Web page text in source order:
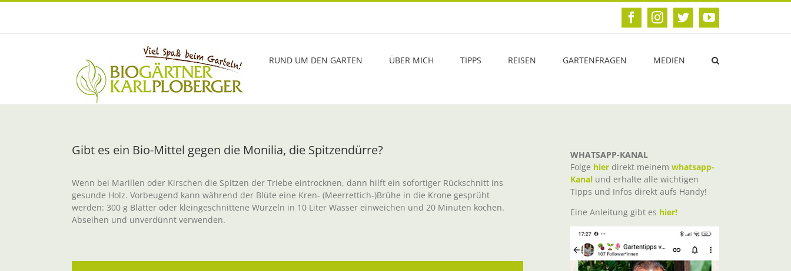
Zum
FacebookInstagram
TwitterYouTube
RUND UM DEN GARTEN ÜBER MICH TIPPS REISEN GARTENFRAGEN MEDIEN
Gibt es ein Bio-Mittel gegen die Monilia, die Spitzendürre?
Wenn bei Marillen oder Kirschen die Spitzen der Triebe eintrocknen, dann hilft ein sofortiger Rückschnitt ins
gesunde Holz. Vorbeugend kann während der Blüte eine Kren- (Meerrettich-)Brühe in die Krone gesprüht
werden: 300 g Blätter oder kleingeschnittene Wurzeln in 10 Liter Wasser einweichen und 20 Minuten kochen.
Abseihen und unverdünnt verwenden.
WHATSAPP-KANAL
Folge hier direkt meinem whatsapp-
Kanal und erhalte alle wichtigen
Tipps und Infos direkt aufs Handy!
Eine Anleitung gibt es hier!